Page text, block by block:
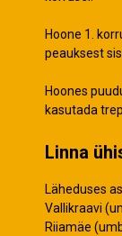
Hoone 1.
peauksest
Hoones
kasutada
Linna
Läheduses
Vallikraavi
Riiamäe